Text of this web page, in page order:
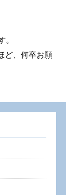
。
ど、何卒お願